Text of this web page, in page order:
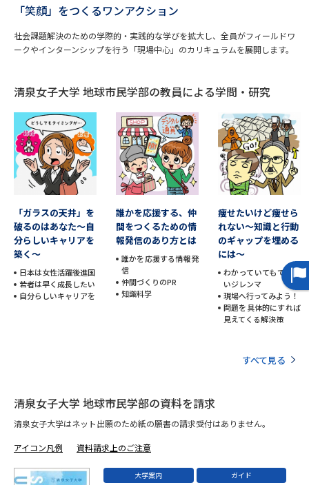
（高3生用）
（高2生用）
オープンキャンパスなどを調べる
オープンキャンパス検索 実施プログラムから探す
来場型・Web型イベント特集 夢ナビライブ
受験準備 資料検索
志望校・出願校を調べる
受験スケジュールを立てよう
テレメール全国一斉進学調査
新生活お役立ちガイド
学問発見
「笑顔」をつくるワンアクション
社会課題解決のための学際的・実践的な学びを拡大し、全員がフィールドワ
ークやインターンシップを行う「現場中心」のカリキュラムを展開します。
清泉女子大学 地球市民学部の教員による学問・研究
「ガラスの天井」を
破るのはあなた～自
分らしいキャリアを
築く～
日本は女性活躍後進国
若者は早く成長したい
自分らしいキャリアを
誰かを応援する、仲
間をつくるための情
報発信のあり方とは
誰かを応援する情報発
信
仲間づくりのPR
知識科学
痩せたいけど痩せら
れない～知識と行動
のギャップを埋める
には～
わかっていてもできな
いジレンマ
現場へ行ってみよう！
問題を具体的にすれば
見えてくる解決策
すべて見る
清泉女子大学 地球市民学部の資料を請求
清泉女子大学はネット出願のため紙の願書の請求受付はありません。
アイコン凡例 資料請求上のご注意
大学案内 ガイド